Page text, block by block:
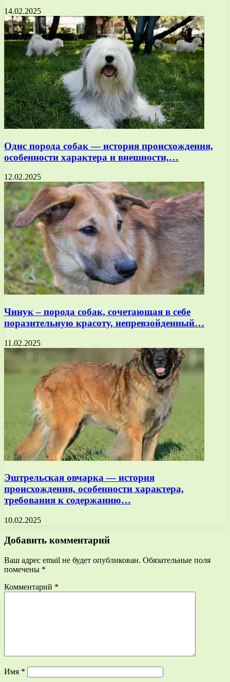
14.02.2025
Одис порода собак — история происхождения,
особенности характера и внешности,…
12.02.2025
Чинук – порода собак, сочетающая в себе
поразительную красоту, непревзойденный…
11.02.2025
Эштрельская овчарка — история
происхождения, особенности характера,
требования к содержанию…
10.02.2025
Добавить комментарий
Ваш адрес email не будет опубликован. Обязательные поля
помечены *
Комментарий *
Имя *